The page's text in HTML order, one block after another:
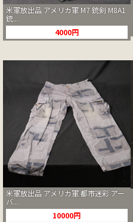
米軍放出品 アメリカ軍 M7 銃剣 M8A1
銃...
4000円
米軍放出品 アメリカ軍 都市迷彩 アー
バ...
10000円